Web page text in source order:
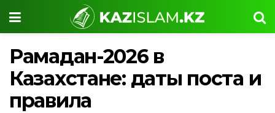
Рамадан-2026 в
Казахстане: даты поста и
правила